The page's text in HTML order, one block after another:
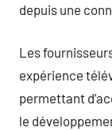
depuis une
Les
expérience
permettant
le